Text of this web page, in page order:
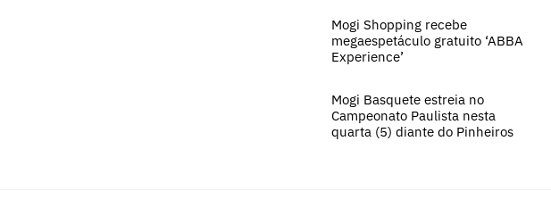
Mogi Shopping recebe
megaespetáculo gratuito ‘ABBA
Experience’
Mogi Basquete estreia no
Campeonato Paulista nesta
quarta (5) diante do Pinheiros